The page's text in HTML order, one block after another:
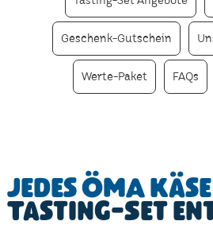
Geschenk-Gutschein
Werte-Paket FAQs
Jedes ÖMA
Tasting-Set